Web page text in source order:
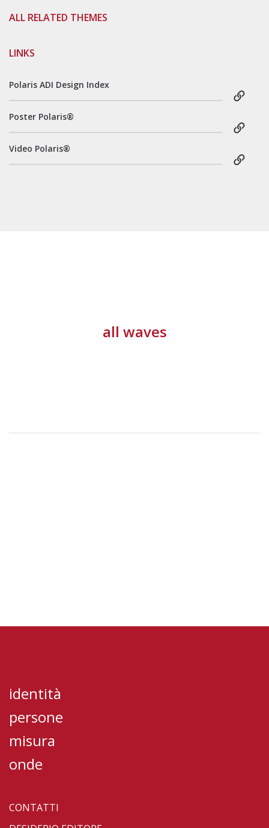
ALL RELATED THEMES
LINKS
Polaris ADI Design Index
Poster Polaris®
Video Polaris®
all waves
identità
persone
misura
onde
CONTATTI